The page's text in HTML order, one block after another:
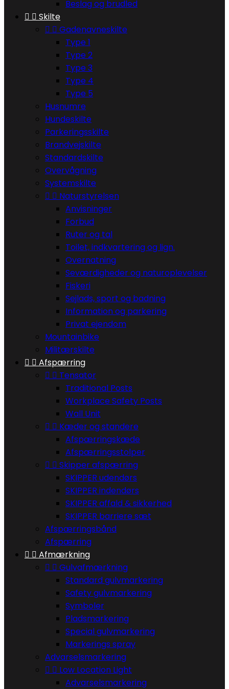
Beslag og brudled
  Skilte
  Gadenavneskilte
Type 1
Type 2
Type 3
Type 4
Type 5
Husnumre
Hundeskilte
Parkeringsskilte
Brandvejskilte
Standardskilte
Overvågning
Systemskilte
  Naturstyrelsen
Anvisninger
Forbud
Ruter og tal
Toilet, indkvartering og lign.
Overnatning
Seværdigheder og naturoplevelser
Fiskeri
Sejlads, sport og badning
Information og parkering
Privat ejendom
Mountainbike
Militærskilte
  Afspærring
  Tensator
Traditional Posts
Workplace Safety Posts
Wall Unit
  Kæder og standere
Afspærringskæde
Afspærringsstolper
  Skipper afspærring
SKIPPER udendørs
SKIPPER indendørs
SKIPPER affald & sikkerhed
SKIPPER barriere sæt
Afspærringsbånd
Afspærring
  Afmærkning
  Gulvafmærkning
Standard gulvmarkering
Safety gulvmarkering
Symboler
Pladsmarkering
Special gulvmarkering
Markerings spray
Advarselsmarkering
  Low Location Light
Advarselsmarkering